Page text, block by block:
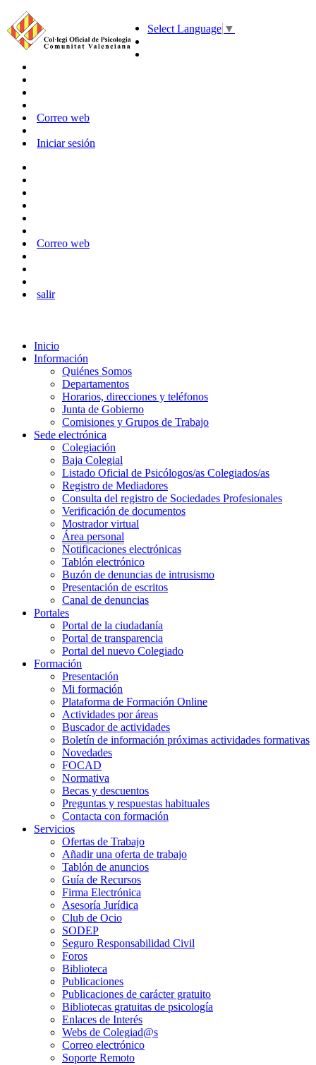
Select Language ▼
Correo web
Iniciar sesión
Correo web
salir
Inicio
Información
Quiénes Somos
Departamentos
Horarios, direcciones y teléfonos
Junta de Gobierno
Comisiones y Grupos de Trabajo
Sede electrónica
Colegiación
Baja Colegial
Listado Oficial de Psicólogos/as Colegiados/as
Registro de Mediadores
Consulta del registro de Sociedades Profesionales
Verificación de documentos
Mostrador virtual
Área personal
Notificaciones electrónicas
Tablón electrónico
Buzón de denuncias de intrusismo
Presentación de escritos
Canal de denuncias
Portales
Portal de la ciudadanía
Portal de transparencia
Portal del nuevo Colegiado
Formación
Presentación
Mi formación
Plataforma de Formación Online
Actividades por áreas
Buscador de actividades
Boletín de información próximas actividades formativas
Novedades
FOCAD
Normativa
Becas y descuentos
Preguntas y respuestas habituales
Contacta con formación
Servicios
Ofertas de Trabajo
Añadir una oferta de trabajo
Tablón de anuncios
Guía de Recursos
Firma Electrónica
Asesoría Jurídica
Club de Ocio
SODEP
Seguro Responsabilidad Civil
Foros
Biblioteca
Publicaciones
Publicaciones de carácter gratuito
Bibliotecas gratuitas de psicología
Enlaces de Interés
Webs de Colegiad@s
Correo electrónico
Soporte Remoto